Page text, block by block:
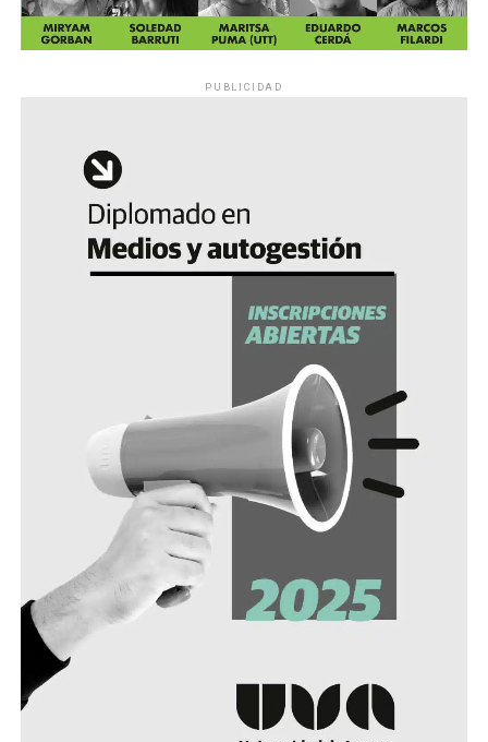
PUBLICIDAD